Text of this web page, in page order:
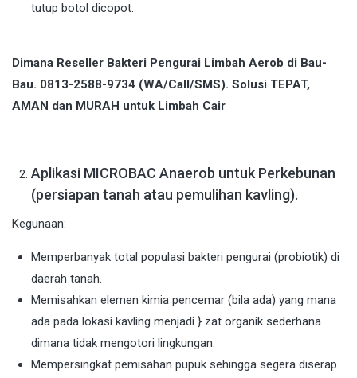
tutup botol dicopot.
Dimana Reseller Bakteri Pengurai Limbah Aerob di Bau-
Bau. 0813-2588-9734 (WA/Call/SMS). Solusi TEPAT,
AMAN dan MURAH untuk Limbah Cair
Aplikasi MICROBAC Anaerob untuk Perkebunan
(persiapan tanah atau pemulihan kavling).
Kegunaan:
Memperbanyak total populasi bakteri pengurai (probiotik) di
daerah tanah.
Memisahkan elemen kimia pencemar (bila ada) yang mana
ada pada lokasi kavling menjadi } zat organik sederhana
dimana tidak mengotori lingkungan.
Mempersingkat pemisahan pupuk sehingga segera diserap